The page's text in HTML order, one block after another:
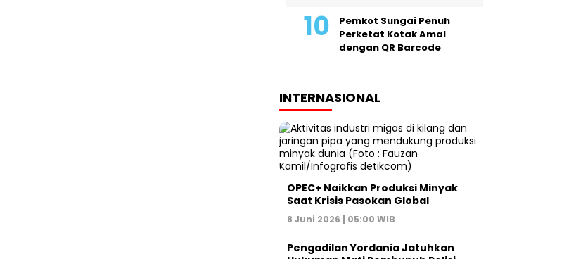
Pemkot Sungai Penuh
Perketat Kotak Amal
dengan QR Barcode
INTERNASIONAL
OPEC+ Naikkan Produksi Minyak
Saat Krisis Pasokan Global
8 Juni 2026 | 05:00 WIB
Pengadilan Yordania Jatuhkan